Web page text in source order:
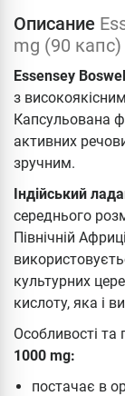
Описание
mg (90 капс)
Essensey
з
Капсульована
активних
зручним.
Індійський
середнього
Північній
культурних
кислоту, яка і
Особливості та
1000 mg:
постачає в